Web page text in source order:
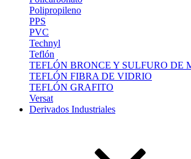
Polipropileno
PPS
PVC
Technyl
Teflón
TEFLÓN BRONCE Y SULFURO DE
TEFLÓN FIBRA DE VIDRIO
TEFLÓN GRAFITO
Versat
Derivados Industriales